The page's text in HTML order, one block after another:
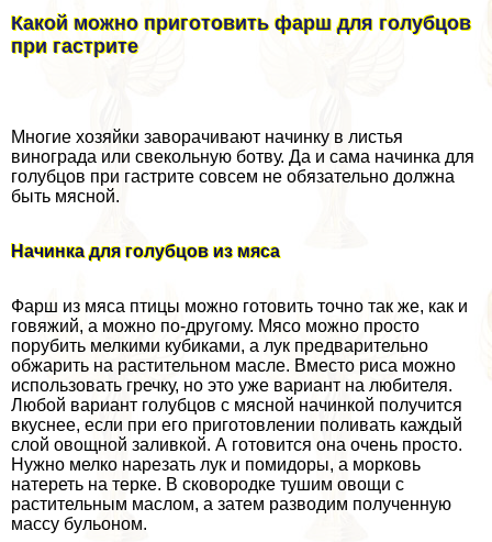
Какой можно приготовить фарш для гoлyбцов
при гастрите
Многие хозяйки заворачивают начинку в листья
винограда или свекольную ботву. Да и сама начинка для
гoлyбцов при гастрите совсем не обязательно должна
быть мясной.
Начинка для гoлyбцов из мяса
Фарш из мяса птицы можно готовить точно так же, как и
говяжий, а можно по-другому. Мясо можно просто
порубить мелкими кубиками, а лук предварительно
обжарить на растительном масле. Вместо риса можно
использовать гречку, но это уже вариант на любителя.
Любой вариант гoлyбцов с мясной начинкой получится
вкуснее, если при его приготовлении поливать каждый
слой овощной заливкой. А готовится она очень просто.
Нужно мелко нарезать лук и помидоры, а морковь
натереть на терке. В сковородке тушим овощи с
растительным маслом, а затем разводим полученную
массу бульоном.